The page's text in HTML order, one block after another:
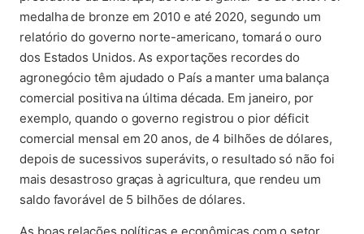
medalha de bronze em 2010 e até 2020, segundo um
relatório do governo norte-americano, tomará o ouro
dos Estados Unidos. As exportações recordes do
agronegócio têm ajudado o País a manter uma balança
comercial positiva na última década. Em janeiro, por
exemplo, quando o governo registrou o pior déficit
comercial mensal em 20 anos, de 4 bilhões de dólares,
depois de sucessivos superávits, o resultado só não foi
mais desastroso graças à agricultura, que rendeu um
saldo favorável de 5 bilhões de dólares.